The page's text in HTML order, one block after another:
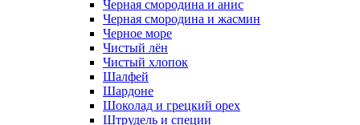
Черная смородина и анис
Черная смородина и жасмин
Черное море
Чистый лён
Чистый хлопок
Шалфей
Шардоне
Шоколад и грецкий орех
Штрудель и специи